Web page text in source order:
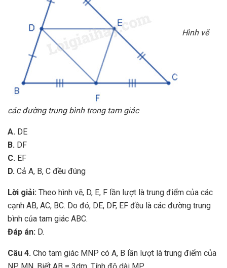
Hình vẽ
các đường trung bình trong tam giác
A. DE
B. DF
C. EF
D. Cả A, B, C đều đúng
Lời giải: Theo hình vẽ, D, E, F lần lượt là trung điểm của các
cạnh AB, AC, BC. Do đó, DE, DF, EF đều là các đường trung
bình của tam giác ABC.
Đáp án: D.
Câu 4. Cho tam giác MNP có A, B lần lượt là trung điểm của
NP, MN. Biết AB = 3dm. Tính độ dài MP.